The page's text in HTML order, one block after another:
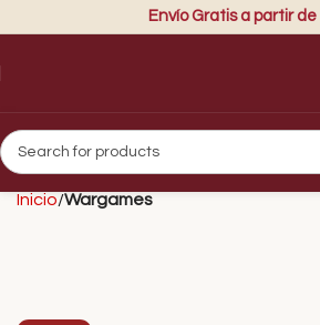
Envío Gratis a partir de
Inicio Wargames